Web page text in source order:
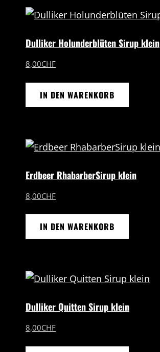
Dulliker Holunderblüten Sirup klein
8,00CHF
IN DEN WARENKORB
Erdbeer RhabarberSirup klein
8,00CHF
IN DEN WARENKORB
Dulliker Quitten Sirup klein
8,00CHF